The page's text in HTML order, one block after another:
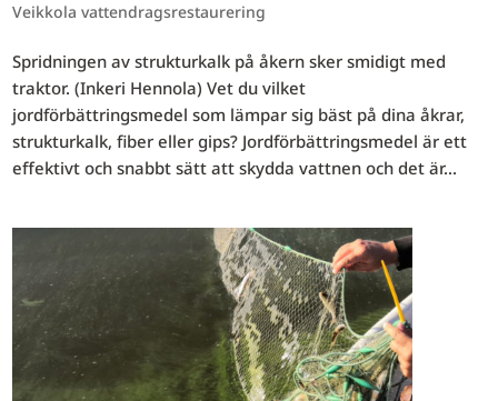
Veikkola vattendragsrestaurering
Spridningen av strukturkalk på åkern sker smidigt med
traktor. (Inkeri Hennola) Vet du vilket
jordförbättringsmedel som lämpar sig bäst på dina åkrar,
strukturkalk, fiber eller gips? Jordförbättringsmedel är ett
effektivt och snabbt sätt att skydda vattnen och det är...